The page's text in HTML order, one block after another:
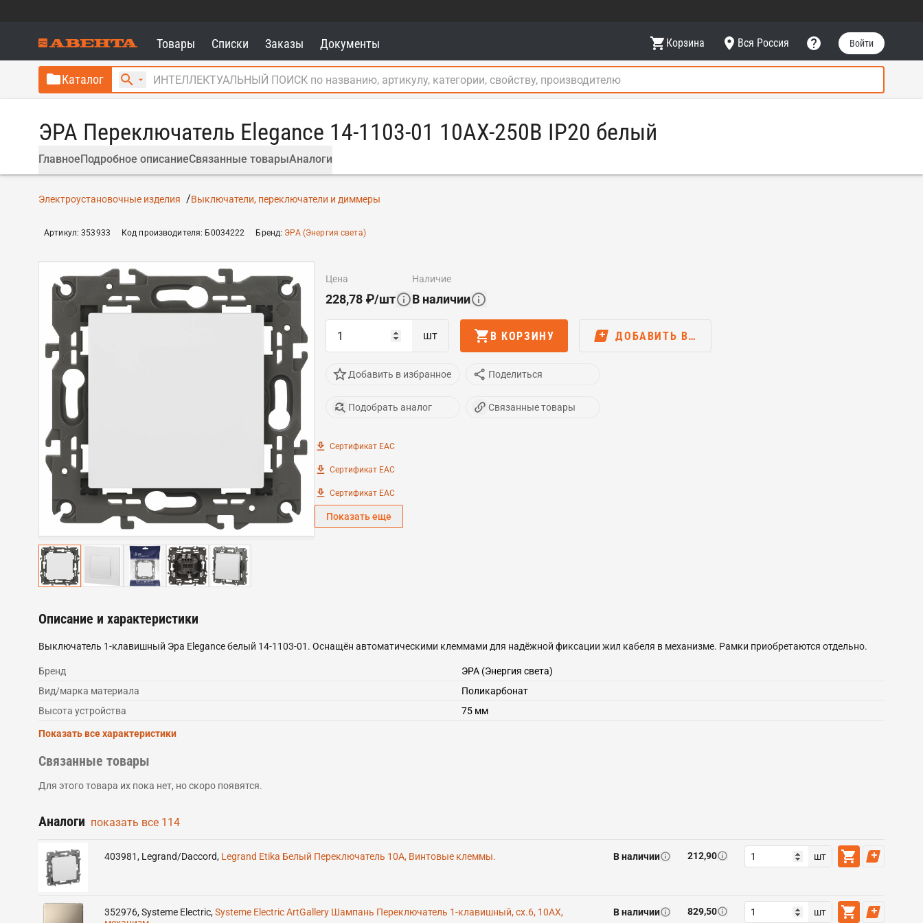
Товары Списки Заказы Документы Корзина Вся Россия Войти
Каталог
ЭРА Переключатель Elegance 14-1103-01 10АХ-250В IP20 белый
ГлавноеПодробное описаниеСвязанные товарыАналоги
Электроустановочные изделия Выключатели, переключатели и диммеры
Артикул:353933 Код производителя: Б0034222 Бренд: ЭРА (Энергия света)
цена
228,78 ₽/шт
наличие
В наличии
шт В КОРЗИНУ ДОБАВИТЬ В…
Добавить в избранное Поделиться
Подобрать аналог Связанные товары
Сертификат EAC
Сертификат EAC
Сертификат EAC
Показать еще
Описание и характеристики
Выключатель 1-клавишный Эра Elegance белый 14-1103-01. Оснащён автоматическими клеммами для надёжной фиксации жил кабеля в механизме. Рамки приобретаются отдельно.
Бренд
ЭРА (Энергия света)
Вид/марка материала
Поликарбонат
Высота устройства
75 мм
Показать все характеристики
Связанные товары
Для этого товара их пока нет, но скоро появятся.
Аналоги показать все 114
403981, Legrand/Daccord, Legrand Etika Белый Переключатель 10А, Винтовые клеммы. В наличии 212,90 шт
352976,Systeme Electric,Systeme Electric ArtGallery Шампань Переключатель 1-клавишный, сх.6, 10АХ,
В наличии 829,50 шт